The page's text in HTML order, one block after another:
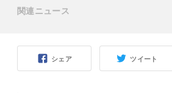
シェア ツイート
関連ニュース